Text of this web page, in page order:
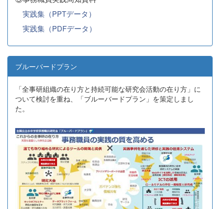
実践集（PPTデータ）
実践集（PDFデータ）
ブルーバードプラン
「全事研組織の在り方と持続可能な研究会活動の在り方」に
ついて検討を重ね、「ブルーバードプラン」を策定しまし
た。